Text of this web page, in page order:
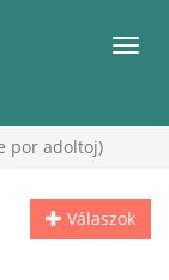
por adoltoj)
Válaszok